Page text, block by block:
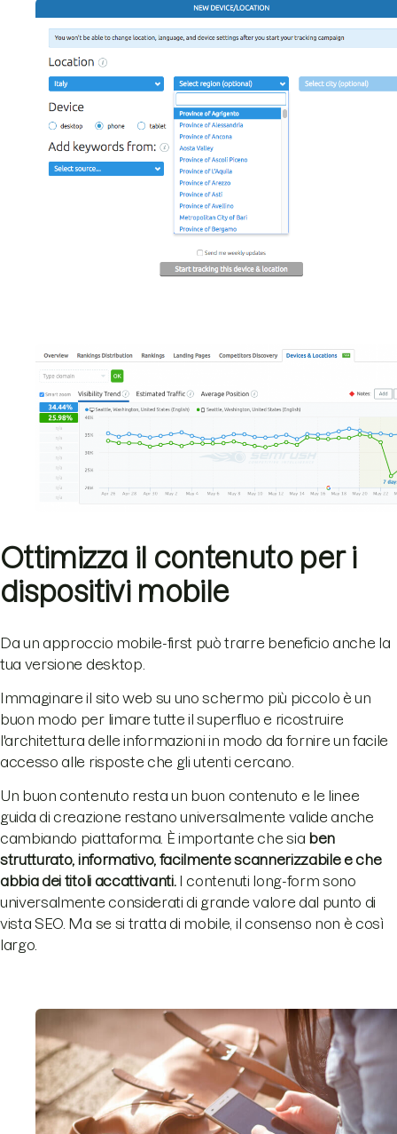
Ottimizza il contenuto per i
dispositivi mobile
Da un approccio mobile-first può trarre beneficio anche la
tua versione desktop.
Immaginare il sito web su uno schermo più piccolo è un
buon modo per limare tutte il superfluo e ricostruire
l'architettura delle informazioni in modo da fornire un facile
accesso alle risposte che gli utenti cercano.
Un buon contenuto resta un buon contenuto e le linee
guida di creazione restano universalmente valide anche
cambiando piattaforma. È importante che sia ben
strutturato, informativo, facilmente scannerizzabile e che
abbia dei titoli accattivanti.I contenuti long-form sono
universalmente considerati di grande valore dal punto di
vista SEO. Ma se si tratta di mobile, il consenso non è così
largo.